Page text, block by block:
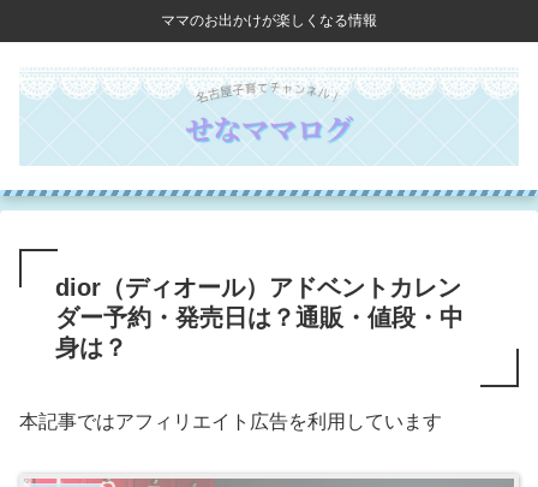
ママのお出かけが楽しくなる情報
dior（ディオール）アドベントカレン
ダー予約・発売日は？通販・値段・中
身は？
本記事ではアフィリエイト広告を利用しています